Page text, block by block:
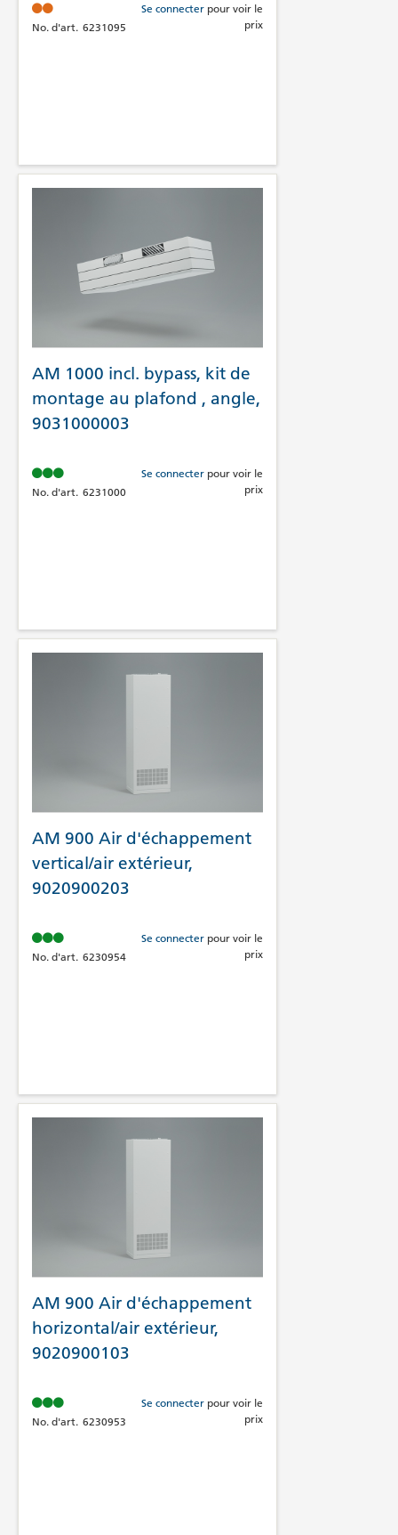
Se connecter pour voir le
prix
No. d'art. 6231095
AM 1000 incl. bypass, kit de
montage au plafond , angle,
9031000003
Se connecter pour voir le
prix
No. d'art. 6231000
AM 900 Air d'échappement
vertical/air extérieur,
9020900203
Se connecter pour voir le
prix
No. d'art. 6230954
AM 900 Air d'échappement
horizontal/air extérieur,
9020900103
Se connecter pour voir le
prix
No. d'art. 6230953